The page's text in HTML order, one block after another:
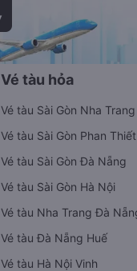
Vé tàu hỏa
Vé tàu Sài Gòn Nha Trang
Vé tàu Sài Gòn Phan Thiết
Vé tàu Sài Gòn Đà Nẵng
Vé tàu Sài Gòn Hà Nội
Vé tàu Nha Trang Đà
Vé tàu Đà Nẵng Huế
Vé tàu Hà Nội Vinh